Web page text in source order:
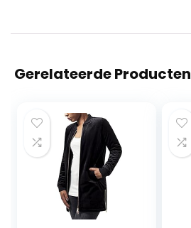
Gerelateerde Producten